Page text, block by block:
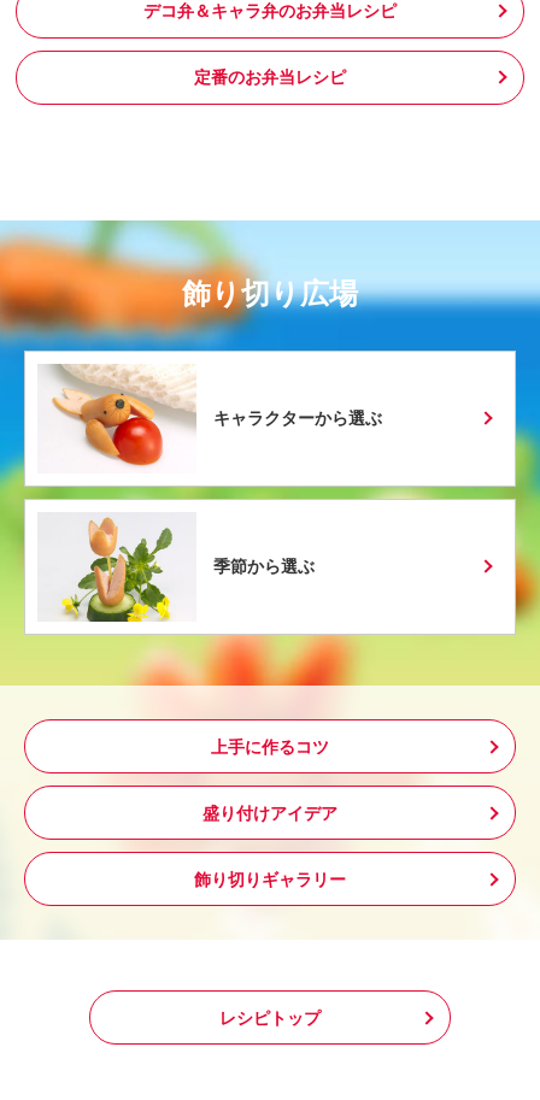
デコ弁＆キャラ弁のお弁当レシピ
定番のお弁当レシピ
飾り切り広場
キャラクターから選ぶ
季節から選ぶ
上手に作るコツ
盛り付けアイデア
飾り切りギャラリー
レシピトップ